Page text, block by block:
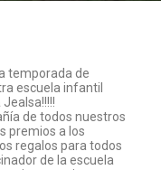
temporada de
escuela infantil
Jealsa!!!!!
de todos nuestros
premios a los
regalos para todos
de la escuela